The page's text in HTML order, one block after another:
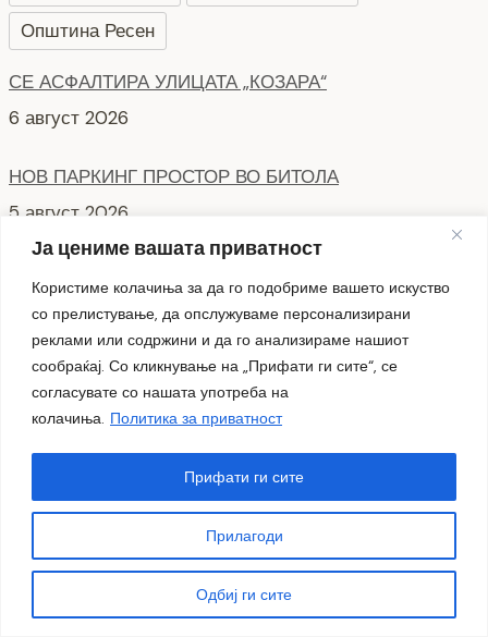
Ја цениме вашата приватност
Користиме колачиња за да го подобриме вашето искуство
со прелистување, да опслужуваме персонализирани
реклами или содржини и да го анализираме нашиот
сообраќај. Со кликнување на „Прифати ги сите“, се
согласувате со нашата употреба на
колачиња. Политика за приватност
Прилагоди
Одбиј ги сите
Прифати ги сите
Општина Ресен
СЕ АСФАЛТИРА УЛИЦАТА „КОЗАРА“
6 август 2026
НОВ ПАРКИНГ ПРОСТОР ВО БИТОЛА
5 август 2026
продолжуваат во втора фаза ЈКП Водовод
4 август 2026
СЕ АСФАЛТИРААТ УШТЕ ДВЕ УЛИЦИ КАЈ
ЗДРАВСТВEНИОТ ДОМ
7 август 2026
НОВ ПАРКИНГ ПРОСТОР ВО ЦЕНТАРОТ НА ГРАДОТ